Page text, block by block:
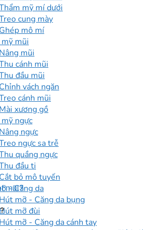
mỹ mí dưới
cung mày
Ghép mô mí
mũi
Nâng mũi
cánh mũi
đầu mũi
Chỉnh vách ngăn
cánh mũi
Mài xương gồ
ngực
Nâng ngực
ngực sa trễ
quầng ngực
đầu ti
Cắt bỏ mô tuyến
- Căng da
Hút mỡ - Căng da bụng
mỡ đùi
Hút mỡ - Căng da cánh tay